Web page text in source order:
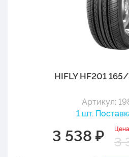
HIFLY HF201
Артикул:
1 шт.
3 538 ₽ 3